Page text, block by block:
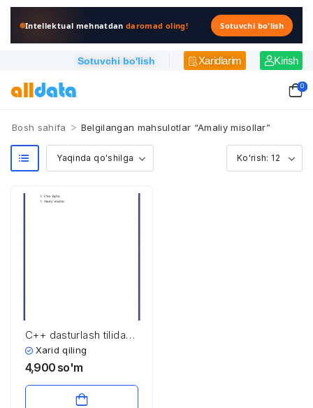
Intellektual mehnatdandaromad oling! Sotuvchi bo'lish
Sotuvchi bo'lish Xaridlarim Kirish
0
Bosh sahifa > Belgilangan mahsulotlar “Amaliy misollar”
C++ dasturlash tilida
kutubxona bilan
ishlash texnalogiyasi
Xarid qiling
4,900 so'm